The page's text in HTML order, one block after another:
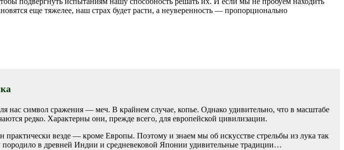
еще тяжелее, наш страх будет расти, а неуверенность — пропорционально
нас символ сражения — меч. В крайнем случае, копье. Однако удивительно, что в масштабе
редко. Характерны они, прежде всего, для европейской цивилизации.
везде — кроме Европы. Поэтому и знаем мы об искусстве стрельбы из лука так
в древней Индии и средневековой Японии удивительные традиции…